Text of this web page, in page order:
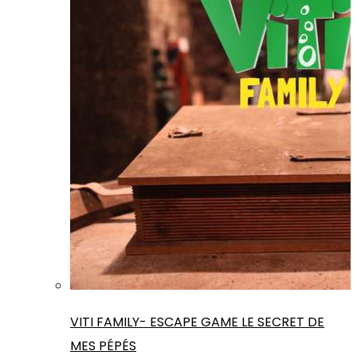
VITI FAMILY- ESCAPE GAME LE SECRET DE
MES PÉPÉS